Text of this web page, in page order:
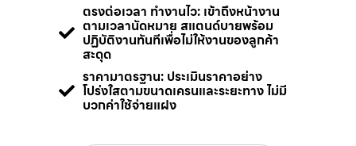
ตรงต่อเวลา ทำงานไว: เข้าถึงหน้างาน
ตามเวลานัดหมาย สแตนด์บายพร้อม
ปฏิบัติงานทันทีเพื่อไม่ให้งานของลูกค้า
สะดุด
ราคามาตรฐาน: ประเมินราคาอย่าง
โปร่งใสตามขนาดเครนและระยะทาง ไม่มี
บวกค่าใช้จ่ายแฝง